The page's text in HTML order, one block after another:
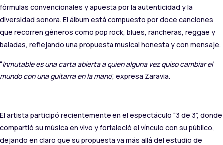
fórmulas convencionales y apuesta por la autenticidad y la
diversidad sonora. El álbum está compuesto por doce canciones
que recorren géneros como pop rock, blues, rancheras, reggae y
baladas, reflejando una propuesta musical honesta y con mensaje.
“Inmutable es una carta abierta a quien alguna vez quiso cambiar el
mundo con una guitarra en la mano”, expresa Zaravia.
El artista participó recientemente en el espectáculo “3 de 3”, donde
compartió su música en vivo y fortaleció el vínculo con su público,
dejando en claro que su propuesta va más allá del estudio de